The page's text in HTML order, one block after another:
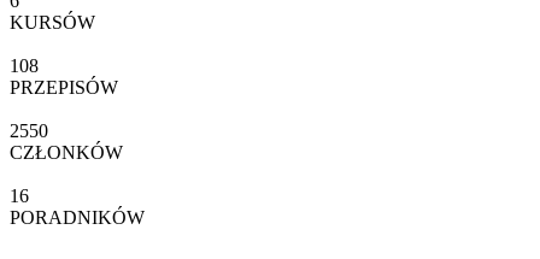
KURSÓW
108
PRZEPISÓW
2550
CZŁONKÓW
16
PORADNIKÓW